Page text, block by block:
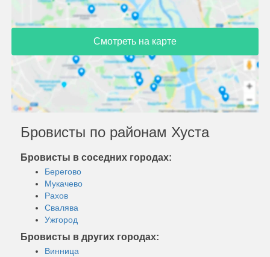
Смотреть на карте
Бровисты по районам Хуста
Бровисты в соседних городах:
Берегово
Мукачево
Рахов
Свалява
Ужгород
Бровисты в других городах:
Винница